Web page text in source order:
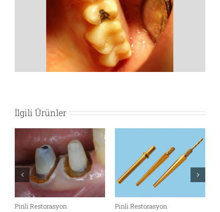
İlgili Ürünler
Pinli Restorasyon Pinli Restorasyon